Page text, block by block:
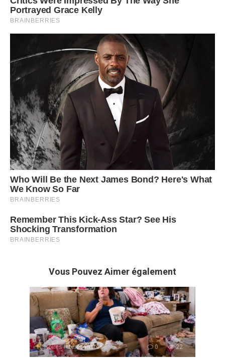
Vous Pouvez Aimer également
Histoires Intéressantes 0 22